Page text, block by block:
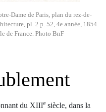
Dame de Paris, plan du rez-de-
pl. 2 p. 52, 4e année, 1854.
de France. Photo BnF
du XIIIe siècle, dans la